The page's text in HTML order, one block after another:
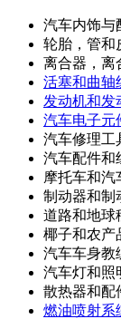
汽车内饰与
轮胎，管和
离合器，离
活塞和曲轴
发动机和发
汽车电子元
汽车修理工
汽车配件和
摩托车和汽
制动器和制
道路和地球
椰子和农产
汽车车身教
汽车灯和照
散热器和配
燃油喷射系